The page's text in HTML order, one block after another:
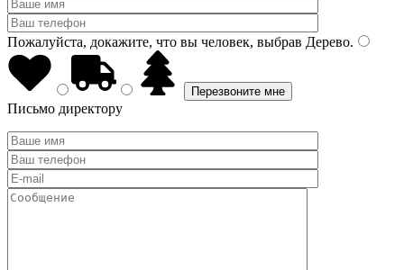
Пожалуйста, докажите, что вы человек, выбрав Дерево.
Письмо директору